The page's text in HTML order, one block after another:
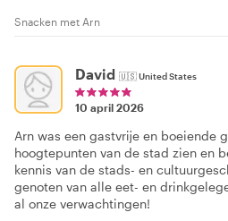
Snacken met Arn
David 🇺🇸United States
10 april 2026
Arn was een gastvrije en boeiende
hoogtepunten van de stad zien en
kennis van de stads- en
genoten van alle eet- en
al onze verwachtingen!